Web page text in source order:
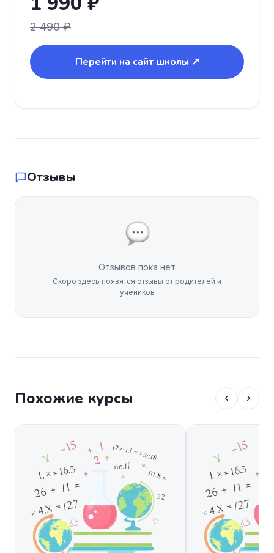
2 490 ₽
Перейти на сайт школы ↗
Отзывы
Отзывов пока нет
Скоро здесь появятся отзывы от родителей и
учеников
Похожие курсы ‹ ›